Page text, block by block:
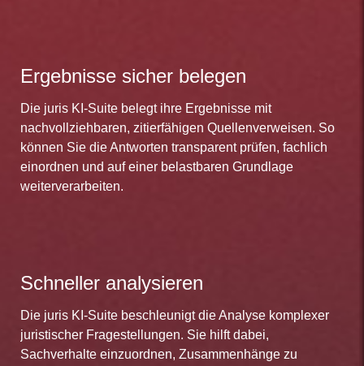
Ergebnisse sicher belegen
Die juris KI-Suite belegt ihre Ergebnisse mit
nachvollziehbaren, zitierfähigen Quellenverweisen. So
können Sie die Antworten transparent prüfen, fachlich
einordnen und auf einer belastbaren Grundlage
weiterverarbeiten.
Schneller analysieren
Die juris KI-Suite beschleunigt die Analyse komplexer
juristischer Fragestellungen. Sie hilft dabei,
Sachverhalte einzuordnen, Zusammenhänge zu